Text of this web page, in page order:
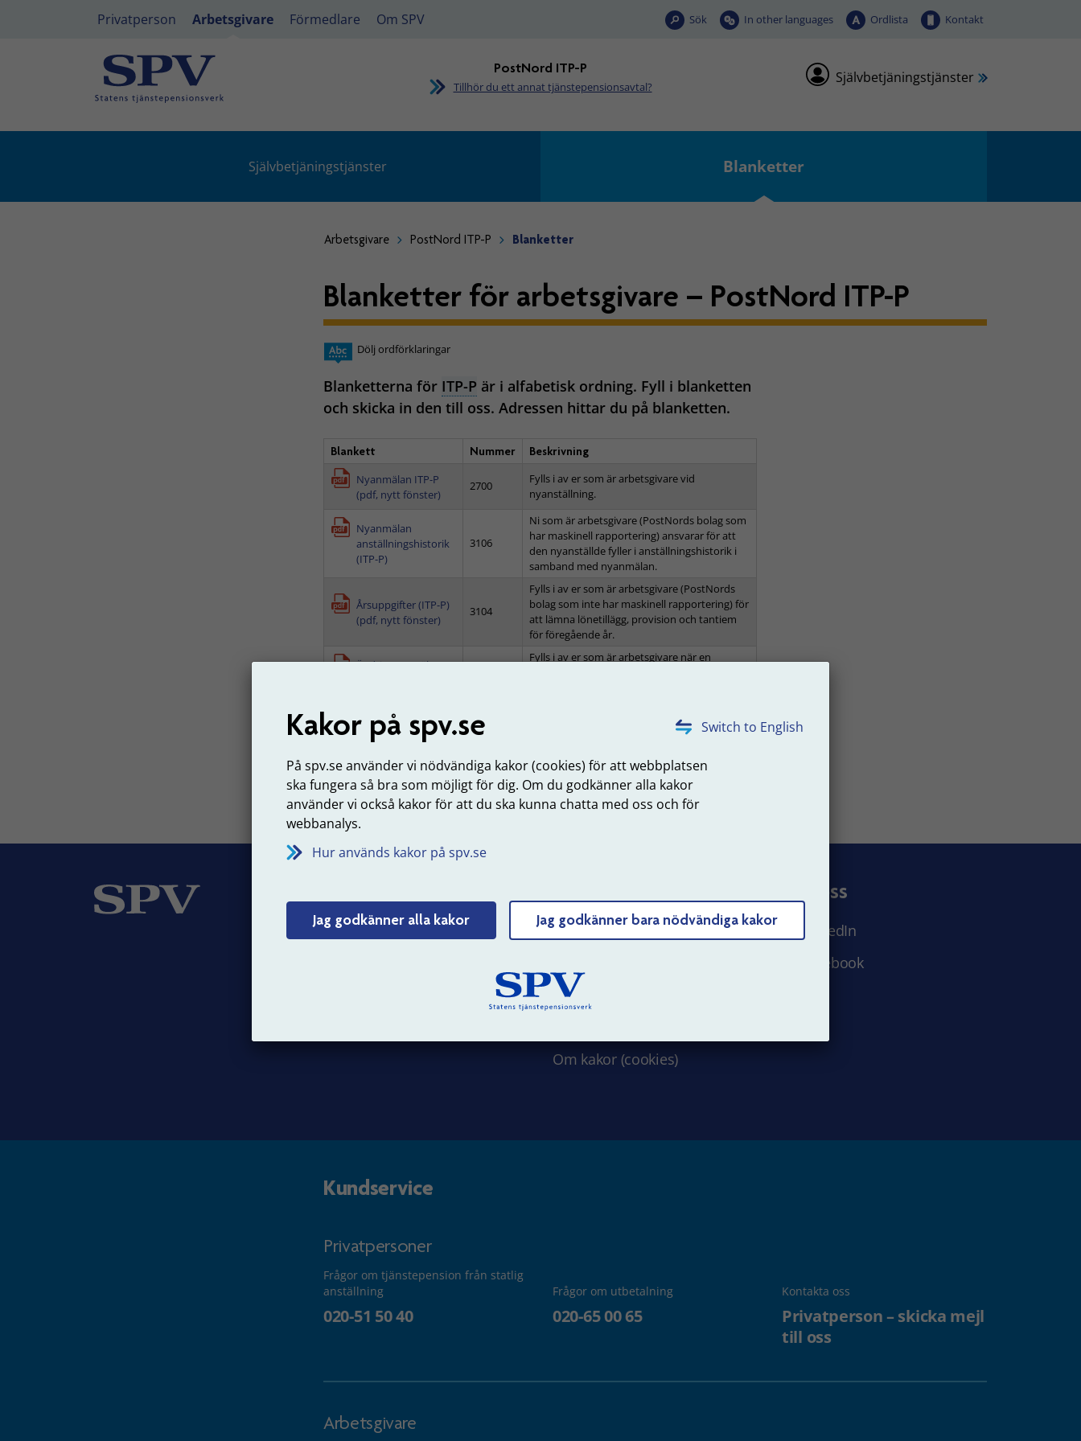
Switch to English
Kakor på spv.se
På spv.se använder vi nödvändiga kakor (cookies) för att webbplatsen
ska fungera så bra som möjligt för dig. Om du godkänner alla kakor
använder vi också kakor för att du ska kunna chatta med oss och för
webbanalys.
Hur används kakor på spv.se
Jag godkänner alla kakor Jag godkänner bara nödvändiga kakor
Privatperson Arbetsgivare Förmedlare Om SPV Sök In other languages Ordlista Kontakt
PostNord ITP-P
Tillhör du ett annat tjänstepensionsavtal?
Självbetjäningstjänster
Självbetjäningstjänster Blanketter
Arbetsgivare PostNord ITP-P Blanketter
Blanketter för arbetsgivare – PostNord ITP-P
Dölj ordförklaringar
Blanketterna för ITP-P är i alfabetisk ordning. Fyll i blanketten
och skicka in den till oss. Adressen hittar du på blanketten.
Blankett Nummer
Beskrivning
Nyanmälan ITP-P
(pdf, nytt fönster)
2700
Fylls i av er som är arbetsgivare vid
nyanställning.
Nyanmälan
anställningshistorik
(ITP-P)
3106
Ni som är arbetsgivare (PostNords bolag som
har maskinell rapportering) ansvarar för att
den nyanställde fyller i anställningshistorik i
samband med nyanmälan.
Årsuppgifter (ITP-P)
(pdf, nytt fönster)
3104
Fylls i av er som är arbetsgivare (PostNords
bolag som inte har maskinell rapportering) för
att lämna lönetillägg, provision och tantiem
för föregående år.
Ändringsanmälan
Fylls i av er som är arbetsgivare när en
Senast uppdaterad: 2025-05-21
Tyck till om sidans innehåll
Vår verksamhet
Webbkarta
Personuppgifter
Om kakor (cookies)
Följ oss
LinkedIn
Facebook
Kundservice
Privatpersoner
Frågor om tjänstepension från statlig
anställning
020-51 50 40
Frågor om utbetalning
020-65 00 65
Kontakta oss
Privatperson – skicka mejl
till oss
Arbetsgivare